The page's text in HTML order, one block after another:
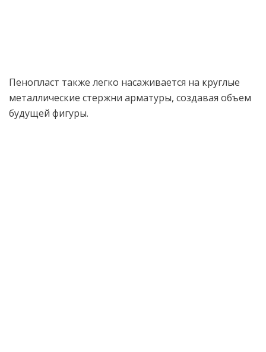
Пенопласт также легко насаживается на круглые
металлические стержни арматуры, создавая объем
будущей фигуры.